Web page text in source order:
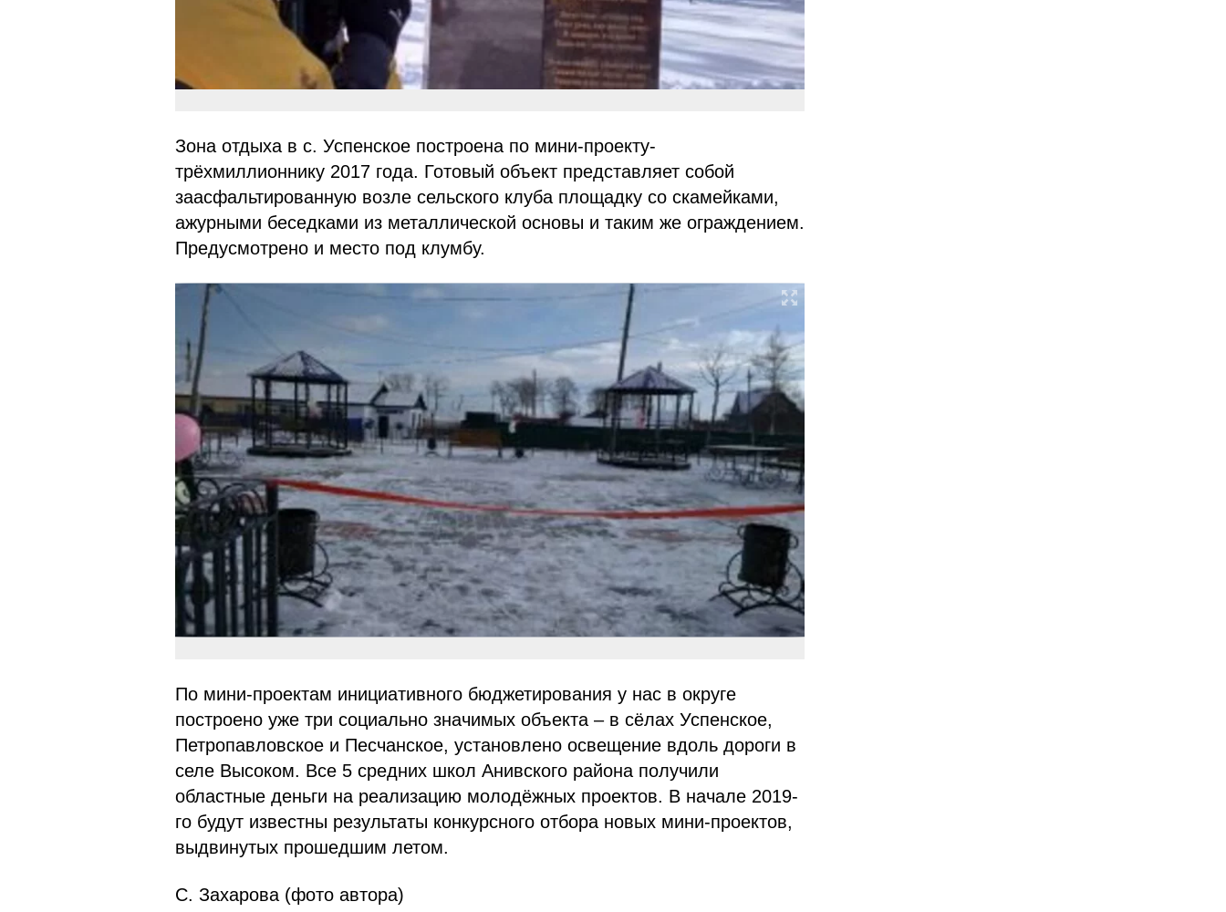
Зона отдыха в с. Успенское построена по мини-проекту-
трёхмиллионнику 2017 года. Готовый объект представляет собой
заасфальтированную возле сельского клуба площадку со скамейками,
ажурными беседками из металлической основы и таким же ограждением.
Предусмотрено и место под клумбу.
По мини-проектам инициативного бюджетирования у нас в округе
построено уже три социально значимых объекта – в сёлах Успенское,
Петропавловское и Песчанское, установлено освещение вдоль дороги в
селе Высоком. Все 5 средних школ Анивского района получили
областные деньги на реализацию молодёжных проектов. В начале 2019-
го будут известны результаты конкурсного отбора новых мини-проектов,
выдвинутых прошедшим летом.
С. Захарова (фото автора)